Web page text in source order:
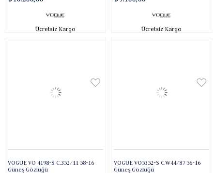
Ücretsiz Kargo Ücretsiz Kargo
VOGUE VO 4198-S C.352/11 58-16
Güneş Gözlüğü
VOGUE VO5352-S C.W44/87 56-16
Güneş Gözlüğü